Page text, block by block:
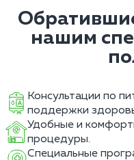
нашим
Консультации по
поддержки
Удобные и
процедуры.
Специальные